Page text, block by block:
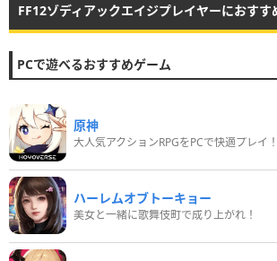
FF12ゾディアックエイジプレイヤーにおすす
PCで遊べるおすすめゲーム
原神
大人気アクションRPGをPCで快適プレイ！
ハーレムオブトーキョー
美女と一緒に歌舞伎町で成り上がれ！